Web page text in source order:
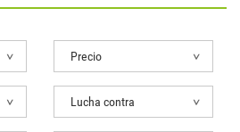
Precio
Lucha contra